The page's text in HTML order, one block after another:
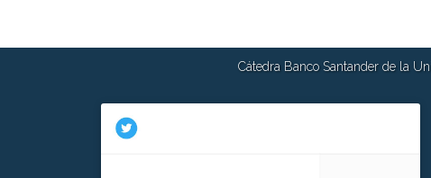
Cátedra Banco Santander de la